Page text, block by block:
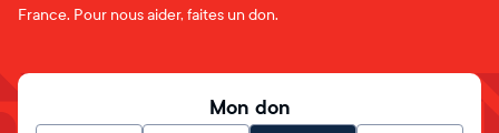
France. Pour nous aider, faites un don.
Mon don